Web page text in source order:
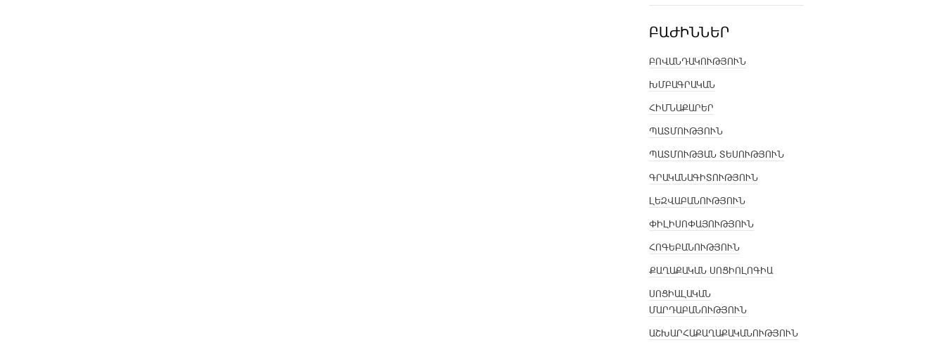
ԲԱԺԻՆՆԵՐ
ԲՈՎԱՆԴԱԿՈՒԹՅՈՒՆ
ԽՄԲԱԳՐԱԿԱՆ
ՀԻՄՆԱՔԱՐԵՐ
ՊԱՏՄՈՒԹՅՈՒՆ
ՊԱՏՄՈՒԹՅԱՆ ՏԵՍՈՒԹՅՈՒՆ
ԳՐԱԿԱՆԱԳԻՏՈՒԹՅՈՒՆ
ԼԵԶՎԱԲԱՆՈՒԹՅՈՒՆ
ՓԻԼԻՍՈՓԱՅՈՒԹՅՈՒՆ
ՀՈԳԵԲԱՆՈՒԹՅՈՒՆ
ՔԱՂԱՔԱԿԱՆ ՍՈՑԻՈԼՈԳԻԱ
ՍՈՑԻԱԼԱԿԱՆ
ՄԱՐԴԱԲԱՆՈՒԹՅՈՒՆ
ԱՇԽԱՐՀԱՔԱՂԱՔԱԿԱՆՈՒԹՅՈՒՆ